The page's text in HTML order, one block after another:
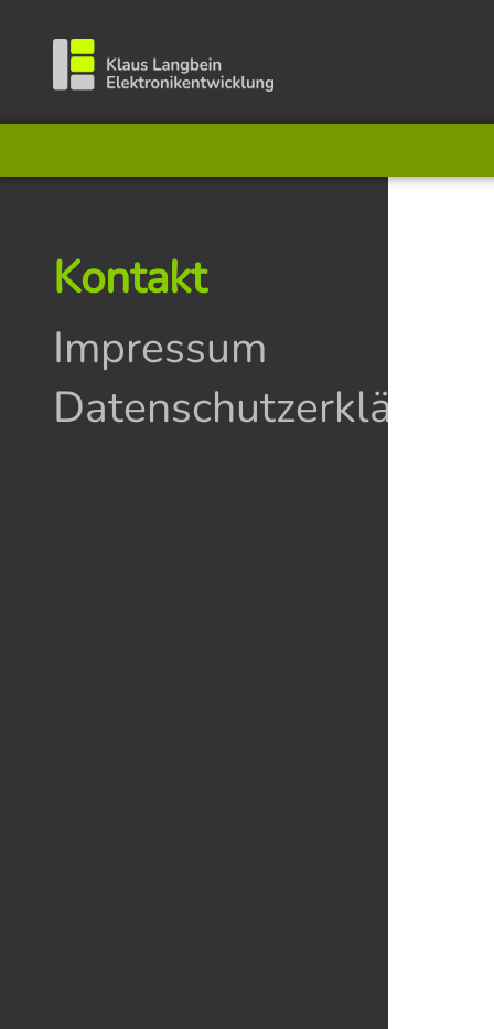
Kontakt
Impressum
Datenschutzerklärung